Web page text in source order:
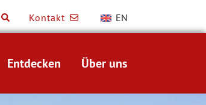
Kontakt EN
Entdecken Über uns